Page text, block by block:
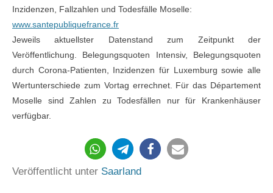
Inzidenzen, Fallzahlen und Todesfälle Moselle:
www.santepubliquefrance.fr
Jeweils aktuellster Datenstand zum Zeitpunkt der
Veröffentlichung. Belegungsquoten Intensiv, Belegungsquoten
durch Corona-Patienten, Inzidenzen für Luxemburg sowie alle
Wertunterschiede zum Vortag errechnet. Für das Département
Moselle sind Zahlen zu Todesfällen nur für Krankenhäuser
verfügbar.
230
Veröffentlicht unter Saarland